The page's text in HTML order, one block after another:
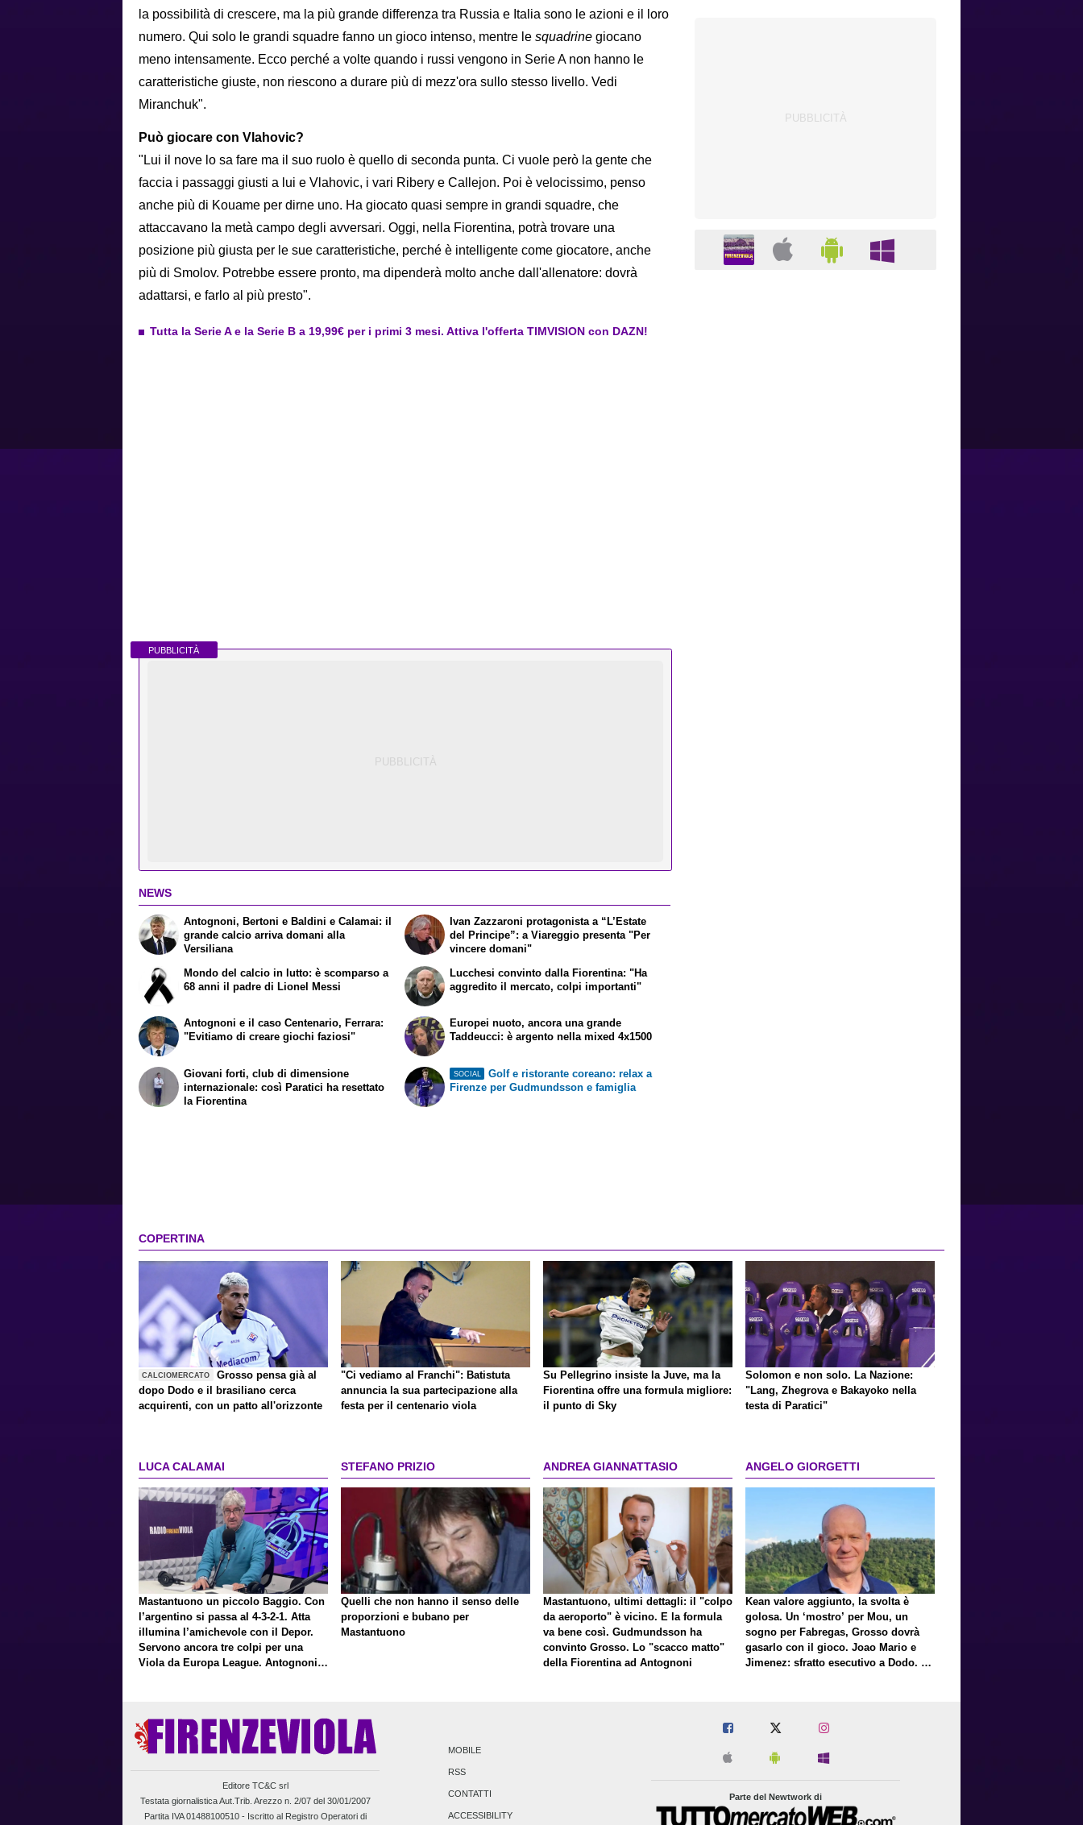
la possibilità di crescere, ma la più grande differenza tra Russia e Italia sono le azioni e il loro
numero. Qui solo le grandi squadre fanno un gioco intenso, mentre le squadrine giocano
meno intensamente. Ecco perché a volte quando i russi vengono in Serie A non hanno le
caratteristiche giuste, non riescono a durare più di mezz'ora sullo stesso livello. Vedi
Miranchuk".
Può giocare con Vlahovic?
"Lui il nove lo sa fare ma il suo ruolo è quello di seconda punta. Ci vuole però la gente che
faccia i passaggi giusti a lui e Vlahovic, i vari Ribery e Callejon. Poi è velocissimo, penso
anche più di Kouame per dirne uno. Ha giocato quasi sempre in grandi squadre, che
attaccavano la metà campo degli avversari. Oggi, nella Fiorentina, potrà trovare una
posizione più giusta per le sue caratteristiche, perché è intelligente come giocatore, anche
più di Smolov. Potrebbe essere pronto, ma dipenderà molto anche dall'allenatore: dovrà
adattarsi, e farlo al più presto".
Tutta la Serie A e la Serie B a 19,99€ per i primi 3 mesi. Attiva l'offerta TIMVISION con DAZN!
PUBBLICITÀ
NEWS
Antognoni, Bertoni e Baldini e Calamai: il
grande calcio arriva domani alla
Versiliana
Mondo del calcio in lutto: è scomparso a
68 anni il padre di Lionel Messi
Ivan Zazzaroni protagonista a “L’Estate
del Principe”: a Viareggio presenta "Per
vincere domani"
Lucchesi convinto dalla Fiorentina: "Ha
aggredito il mercato, colpi importanti"
Antognoni e il caso Centenario, Ferrara:
"Evitiamo di creare giochi faziosi"
Giovani forti, club di dimensione
internazionale: così Paratici ha resettato
la Fiorentina
Europei nuoto, ancora una grande
Taddeucci: è argento nella mixed 4x1500
SOCIAL
Golf e ristorante coreano: relax a
Firenze per Gudmundsson e famiglia
COPERTINA
CALCIOMERCATO
Grosso pensa già al
dopo Dodo e il brasiliano cerca
acquirenti, con un patto all'orizzonte
"Ci vediamo al Franchi": Batistuta
annuncia la sua partecipazione alla
festa per il centenario viola
Su Pellegrino insiste la Juve, ma la
Fiorentina offre una formula migliore:
il punto di Sky
Solomon e non solo. La Nazione:
"Lang, Zhegrova e Bakayoko nella
testa di Paratici"
LUCA CALAMAI
Mastantuono un piccolo Baggio. Con
l’argentino si passa al 4-3-2-1. Atta
illumina l’amichevole con il Depor.
Servono ancora tre colpi per una
Viola da Europa League. Antognoni,
STEFANO PRIZIO
Quelli che non hanno il senso delle
proporzioni e bubano per
Mastantuono
ANDREA GIANNATTASIO
Mastantuono, ultimi dettagli: il "colpo
da aeroporto" è vicino. E la formula
va bene così. Gudmundsson ha
convinto Grosso. Lo "scacco matto"
della Fiorentina ad Antognoni
ANGELO GIORGETTI
Kean valore aggiunto, la svolta è
golosa. Un ‘mostro’ per Mou, un
sogno per Fabregas, Grosso dovrà
gasarlo con il gioco. Joao Mario e
Jimenez: sfratto esecutivo a Dodo. E
Editore TC&C srl
Testata giornalistica Aut.Trib. Arezzo n. 2/07 del 30/01/2007
Partita IVA 01488100510 - Iscritto al Registro Operatori di
MOBILE
RSS
CONTATTI
ACCESSIBILITY
Parte del Newtwork di